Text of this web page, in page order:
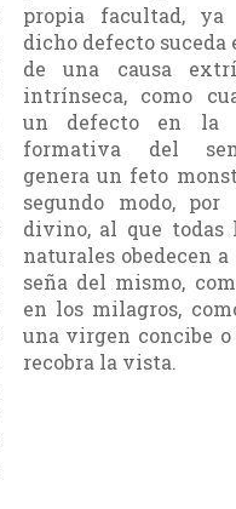
propia facul­tad, ya
dicho defecto
de una causa
intrín­seca, como
un defecto en la
formativa del
genera un feto
segundo modo, por
divino, al que todas
naturales obedecen
seña del mismo,
en los mila­gros,
una virgen concibe
recobra la vista.